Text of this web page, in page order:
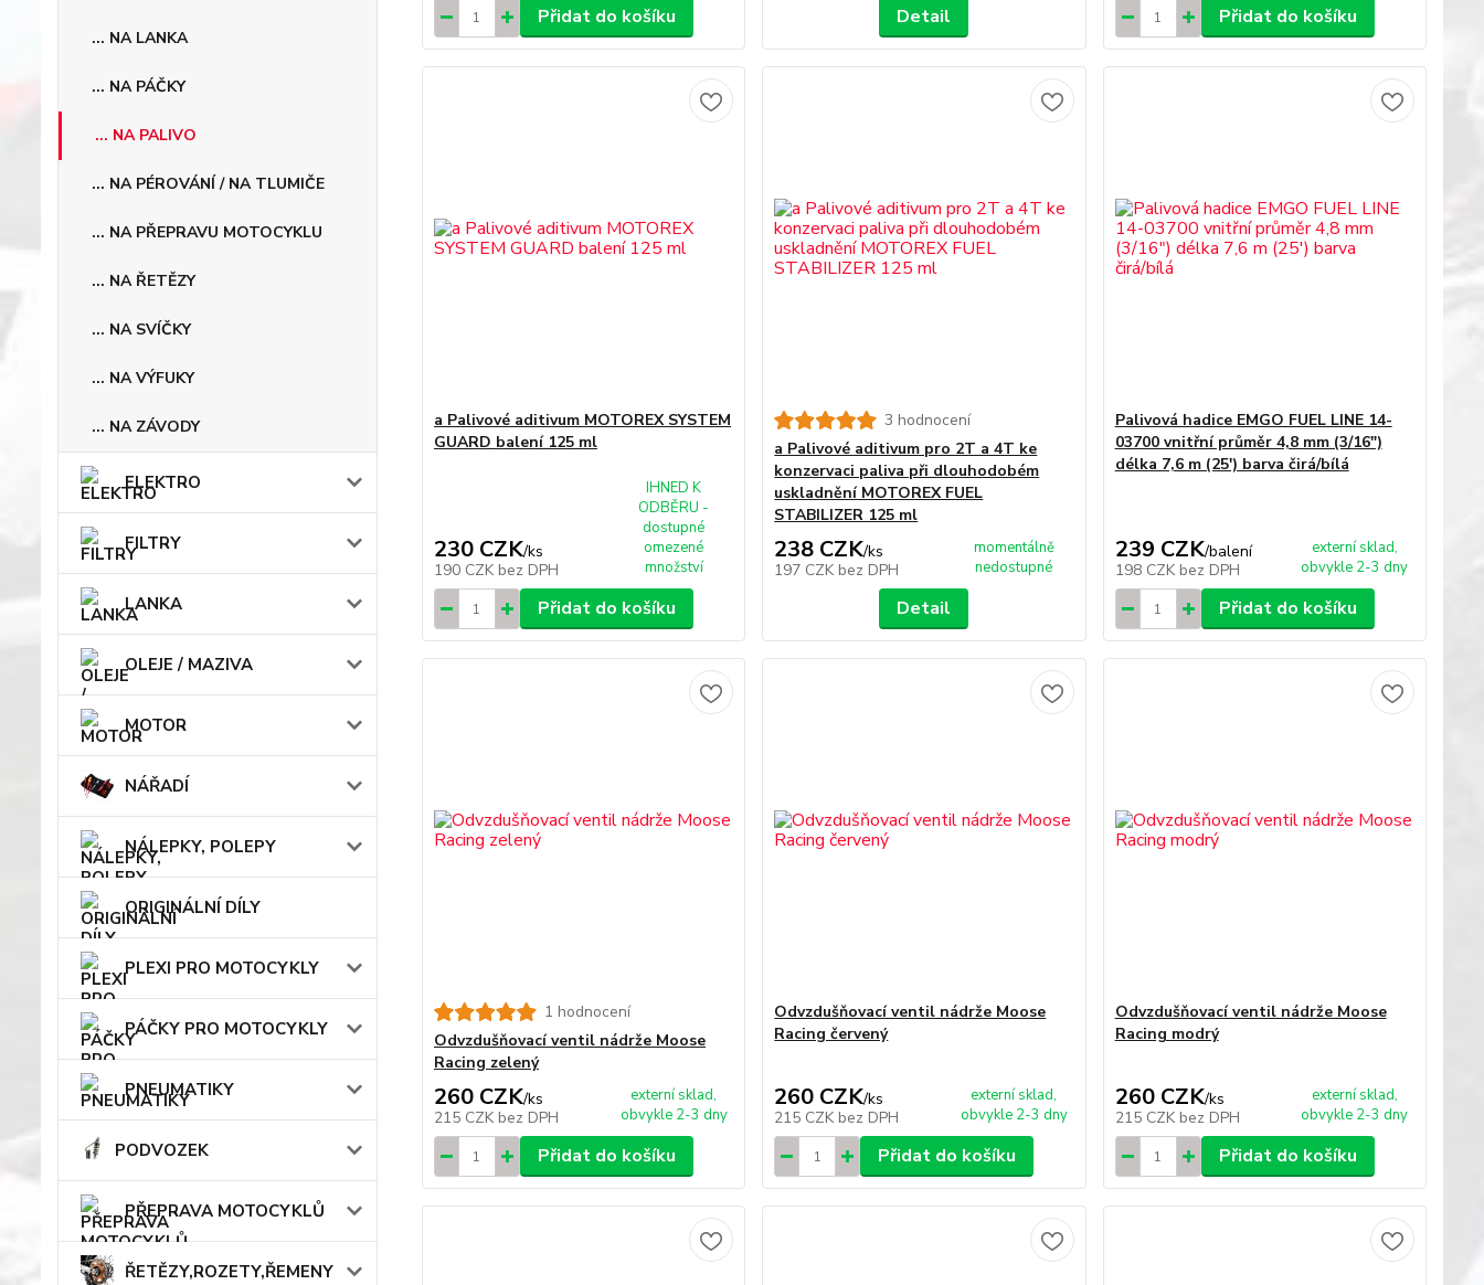
... NA LANKA
... NA PÁČKY
... NA PALIVO
... NA PÉROVÁNÍ / NA TLUMIČE
... NA PŘEPRAVU MOTOCYKLU
... NA ŘETĚZY
... NA SVÍČKY
... NA VÝFUKY
... NA ZÁVODY
ELEKTRO
FILTRY
LANKA
OLEJE / MAZIVA
MOTOR
NÁŘADÍ
NÁLEPKY, POLEPY
ORIGINÁLNÍ DÍLY
PLEXI PRO MOTOCYKLY
PÁČKY PRO MOTOCYKLY
PNEUMATIKY
PODVOZEK
PŘEPRAVA MOTOCYKLŮ
ŘETĚZY,ROZETY,ŘEMENY
Přidat do košíku Detail Přidat do košíku
a Palivové aditivum MOTOREX SYSTEM
GUARD balení 125 ml
230 CZK/ks
190 CZK bez DPH
IHNED K
ODBĚRU -
dostupné
omezené
množství
Přidat do košíku
3 hodnocení
a Palivové aditivum pro 2T a 4T ke
konzervaci paliva při dlouhodobém
uskladnění MOTOREX FUEL
STABILIZER 125 ml
238 CZK/ks
197 CZK bez DPH
momentálně
nedostupné
Detail
Palivová hadice EMGO FUEL LINE 14-
03700 vnitřní průměr 4,8 mm (3/16")
délka 7,6 m (25') barva čirá/bílá
239 CZK/balení
198 CZK bez DPH
externí sklad,
obvykle 2-3 dny
Přidat do košíku
1 hodnocení
Odvzdušňovací ventil nádrže Moose
Racing zelený
260 CZK/ks
215 CZK bez DPH
externí sklad,
obvykle 2-3 dny
Přidat do košíku
Odvzdušňovací ventil nádrže Moose
Racing červený
260 CZK/ks
215 CZK bez DPH
externí sklad,
obvykle 2-3 dny
Přidat do košíku
Odvzdušňovací ventil nádrže Moose
Racing modrý
260 CZK/ks
215 CZK bez DPH
externí sklad,
obvykle 2-3 dny
Přidat do košíku